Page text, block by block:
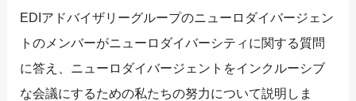
EDIアドバイザリーグループのニューロダイバージェン
トのメンバーがニューロダイバーシティに関する質問
に答え、ニューロダイバージェントをインクルーシブ
な会議にするための私たちの努力について説明しま
ィ
を
ナ
ビ